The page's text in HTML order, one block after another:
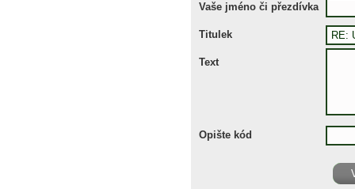
Vaše jméno či přezdívka
Titulek
Text
Opište kód